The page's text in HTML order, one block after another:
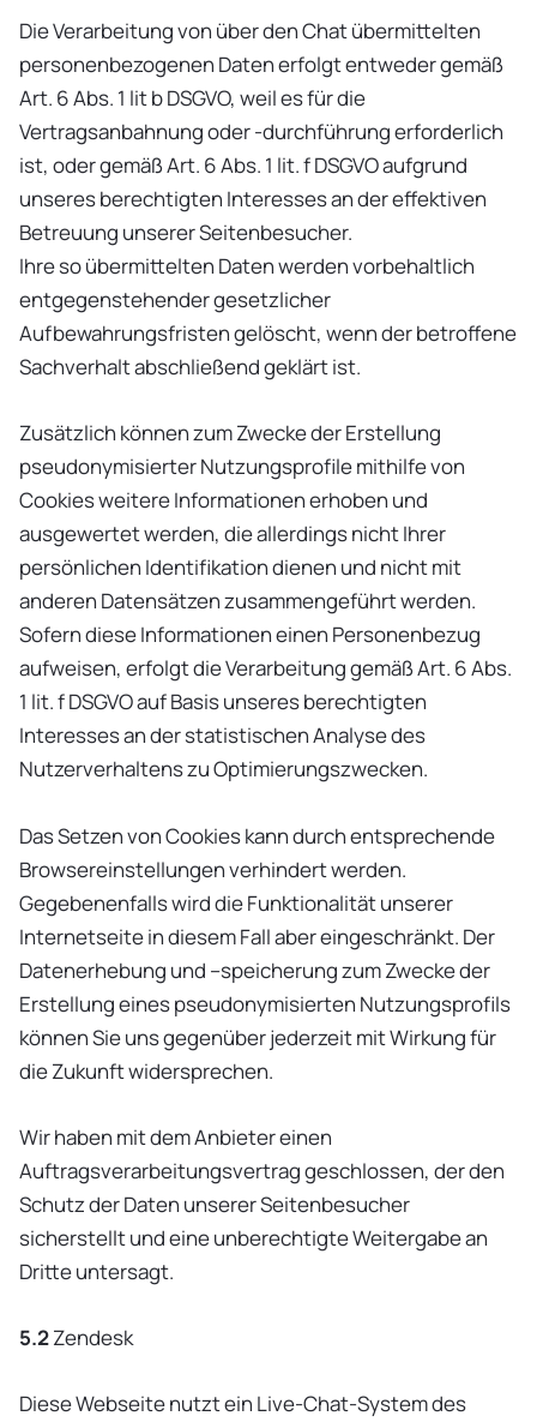
Die Verarbeitung von über den Chat übermittelten
personenbezogenen Daten erfolgt entweder gemäß
Art. 6 Abs. 1 lit b DSGVO, weil es für die
Vertragsanbahnung oder -durchführung erforderlich
ist, oder gemäß Art. 6 Abs. 1 lit. f DSGVO aufgrund
unseres berechtigten Interesses an der effektiven
Betreuung unserer Seitenbesucher.
Ihre so übermittelten Daten werden vorbehaltlich
entgegenstehender gesetzlicher
Aufbewahrungsfristen gelöscht, wenn der betroffene
Sachverhalt abschließend geklärt ist.
Zusätzlich können zum Zwecke der Erstellung
pseudonymisierter Nutzungsprofile mithilfe von
Cookies weitere Informationen erhoben und
ausgewertet werden, die allerdings nicht Ihrer
persönlichen Identifikation dienen und nicht mit
anderen Datensätzen zusammengeführt werden.
Sofern diese Informationen einen Personenbezug
aufweisen, erfolgt die Verarbeitung gemäß Art. 6 Abs.
1 lit. f DSGVO auf Basis unseres berechtigten
Interesses an der statistischen Analyse des
Nutzerverhaltens zu Optimierungszwecken.
Das Setzen von Cookies kann durch entsprechende
Browsereinstellungen verhindert werden.
Gegebenenfalls wird die Funktionalität unserer
Internetseite in diesem Fall aber eingeschränkt. Der
Datenerhebung und –speicherung zum Zwecke der
Erstellung eines pseudonymisierten Nutzungsprofils
können Sie uns gegenüber jederzeit mit Wirkung für
die Zukunft widersprechen.
Wir haben mit dem Anbieter einen
Auftragsverarbeitungsvertrag geschlossen, der den
Schutz der Daten unserer Seitenbesucher
sicherstellt und eine unberechtigte Weitergabe an
Dritte untersagt.
5.2Zendesk
Diese Webseite nutzt ein Live-Chat-System des